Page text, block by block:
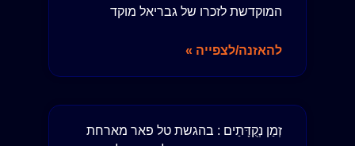
המוקדשת לזכרו של גבריאל מוקד
להאזנה/לצפייה »
זְמַן נְקֻדָּתַים : בהגשת טל פאר מארחת